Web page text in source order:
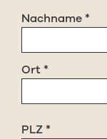
Nachname*
Ort*
PLZ*